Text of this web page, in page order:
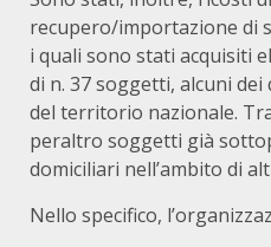
recupero/importazione di
i quali sono stati acquisiti
di n. 37 soggetti, alcuni
del territorio nazionale.
peraltro soggetti già
domiciliari nell’ambito di
Nello specifico,